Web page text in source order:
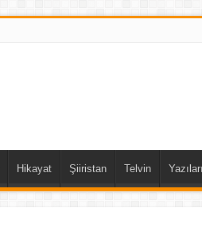
Hikayat Şiiristan Telvin